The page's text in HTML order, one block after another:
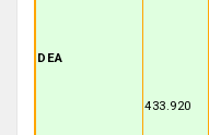
DEA
433.920